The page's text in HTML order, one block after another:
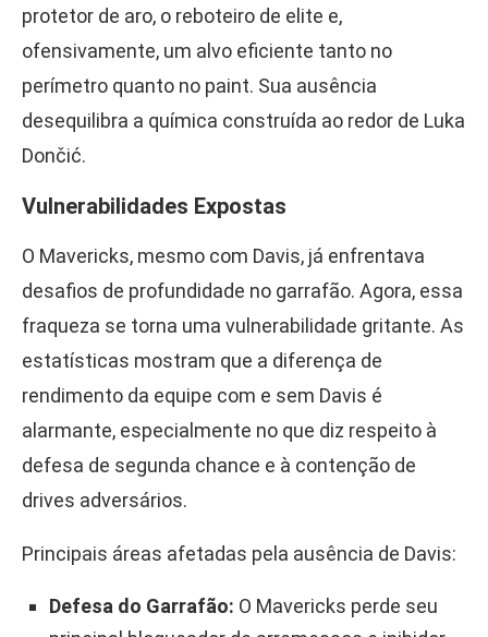
protetor de aro, o reboteiro de elite e,
ofensivamente, um alvo eficiente tanto no
perímetro quanto no paint. Sua ausência
desequilibra a química construída ao redor de Luka
Dončić.
Vulnerabilidades Expostas
O Mavericks, mesmo com Davis, já enfrentava
desafios de profundidade no garrafão. Agora, essa
fraqueza se torna uma vulnerabilidade gritante. As
estatísticas mostram que a diferença de
rendimento da equipe com e sem Davis é
alarmante, especialmente no que diz respeito à
defesa de segunda chance e à contenção de
drives adversários.
Principais áreas afetadas pela ausência de Davis:
Defesa do Garrafão: O Mavericks perde seu